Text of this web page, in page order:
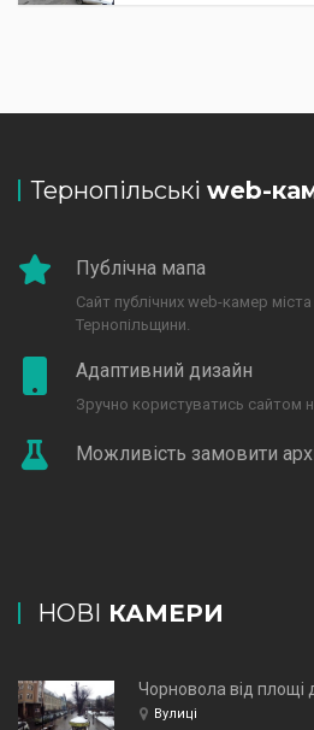
Тернопільські web-
Публічна мапа
Сайт публічних web-камер
Тернопільщини.
Адаптивний дизайн
Зручно користуватись сайтом
Можливість замовити
НОВІ КАМЕРИ
Чорновола від площі
Вулиці